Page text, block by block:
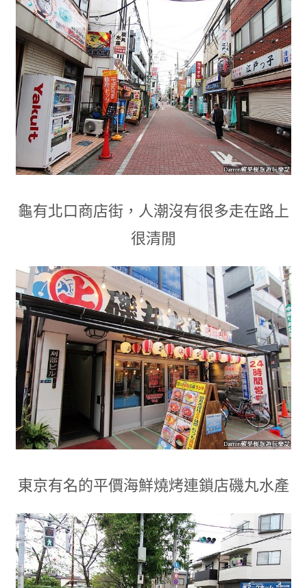
龜有北口商店街 ， 人潮沒有很多走在路上
很清閒
東京有名的平價海鮮燒烤連鎖店磯丸水產